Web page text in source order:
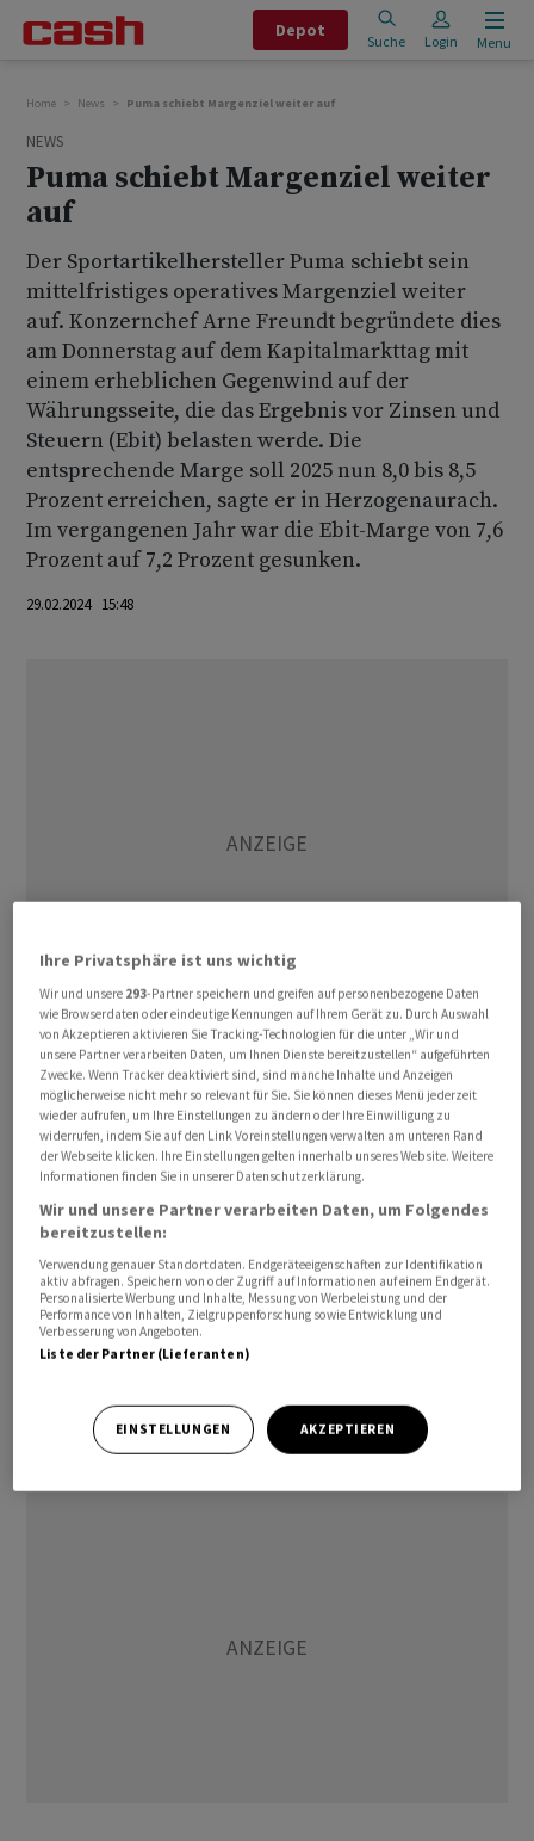
Depot
Suche Login Menu
Home News Puma schiebt Margenziel weiter auf
NEWS
Puma schiebt Margenziel weiter
auf
Der Sportartikelhersteller Puma schiebt sein
mittelfristiges operatives Margenziel weiter
auf. Konzernchef Arne Freundt begründete dies
am Donnerstag auf dem Kapitalmarkttag mit
einem erheblichen Gegenwind auf der
Währungsseite, die das Ergebnis vor Zinsen und
Steuern (Ebit) belasten werde. Die
entsprechende Marge soll 2025 nun 8,0 bis 8,5
Prozent erreichen, sagte er in Herzogenaurach.
Im vergangenen Jahr war die Ebit-Marge von 7,6
Prozent auf 7,2 Prozent gesunken.
29.02.2024 15:48
Das Ziel von rund 10 Prozent, das Puma ursprünglich bei
seinem bis dato letzten Kapitalmarkttag 2018
ausgegeben hatte, sieht Freundt künftig als
langfristiges Vorhaben. Eigentlich hatte Puma die Marke
2022 erreichen wollen, dann aber wegen der Corona-
Krise nach hinten geschoben, zuletzt auf 2025. Einige
Analysten hatten bereits mit einer weiteren
Verschiebung gerechnet. Beim Umsatz peilt Puma für
die Jahre 2023 bis 2025 im Schnitt ein
währungsbereinigtes Wachstum im hohen einstelligen
Prozentbereich an, wie Freundt weiter
Ihre Privatsphäre ist uns wichtig
Wir und unsere 293-Partner speichern und greifen auf personenbezogene Daten
wie Browserdaten oder eindeutige Kennungen auf Ihrem Gerät zu. Durch Auswahl
von Akzeptieren aktivieren Sie Tracking-Technologien für die unter „Wir und
unsere Partner verarbeiten Daten, um Ihnen Dienste bereitzustellen“ aufgeführten
Zwecke. Wenn Tracker deaktiviert sind, sind manche Inhalte und Anzeigen
möglicherweise nicht mehr so relevant für Sie. Sie können dieses Menü jederzeit
wieder aufrufen, um Ihre Einstellungen zu ändern oder Ihre Einwilligung zu
widerrufen, indem Sie auf den Link Voreinstellungen verwalten am unteren Rand
der Webseite klicken. Ihre Einstellungen gelten innerhalb unseres Website. Weitere
Informationen finden Sie in unserer Datenschutzerklärung.
Wir und unsere Partner verarbeiten Daten, um Folgendes
bereitzustellen:
Verwendung genauer Standortdaten. Endgeräteeigenschaften zur Identifikation
aktiv abfragen. Speichern von oder Zugriff auf Informationen auf einem Endgerät.
Personalisierte Werbung und Inhalte, Messung von Werbeleistung und der
Performance von Inhalten, Zielgruppenforschung sowie Entwicklung und
Verbesserung von Angeboten.
Liste der Partner (Lieferanten)
EINSTELLUNGEN AKZEPTIEREN